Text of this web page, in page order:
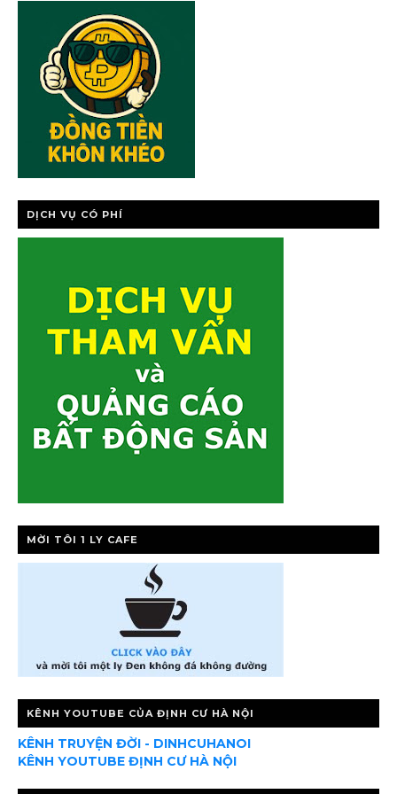
DỊCH VỤ CÓ PHÍ
MỜI TÔI 1 LY CAFE
KÊNH YOUTUBE CỦA ĐỊNH CƯ HÀ NỘI
KÊNH TRUYỆN ĐỜI - DINHCUHANOI
KÊNH YOUTUBE ĐỊNH CƯ HÀ NỘI